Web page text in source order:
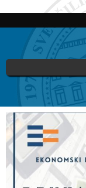
Vi ste ovdje